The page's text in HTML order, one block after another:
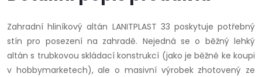
Zahradní hliníkový altán LANITPLAST 33 poskytuje potřebný
stín pro posezení na zahradě. Nejedná se o běžný lehký
altán s trubkovou skládací konstrukcí (jako je běžně ke koupi
v hobbymarketech), ale o masivní výrobek zhotovený ze